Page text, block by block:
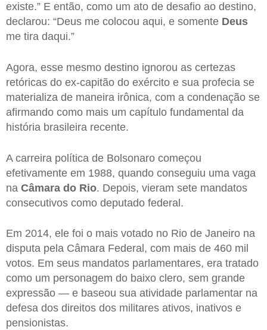
existe.” E então, como um ato de desafio ao destino,
declarou: “Deus me colocou aqui, e somente Deus
me tira daqui.”
Agora, esse mesmo destino ignorou as certezas
retóricas do ex-capitão do exército e sua profecia se
materializa de maneira irônica, com a condenação se
afirmando como mais um capítulo fundamental da
história brasileira recente.
A carreira política de Bolsonaro começou
efetivamente em 1988, quando conseguiu uma vaga
na Câmara do Rio. Depois, vieram sete mandatos
consecutivos como deputado federal.
Em 2014, ele foi o mais votado no Rio de Janeiro na
disputa pela Câmara Federal, com mais de 460 mil
votos. Em seus mandatos parlamentares, era tratado
como um personagem do baixo clero, sem grande
expressão — e baseou sua atividade parlamentar na
defesa dos direitos dos militares ativos, inativos e
pensionistas.